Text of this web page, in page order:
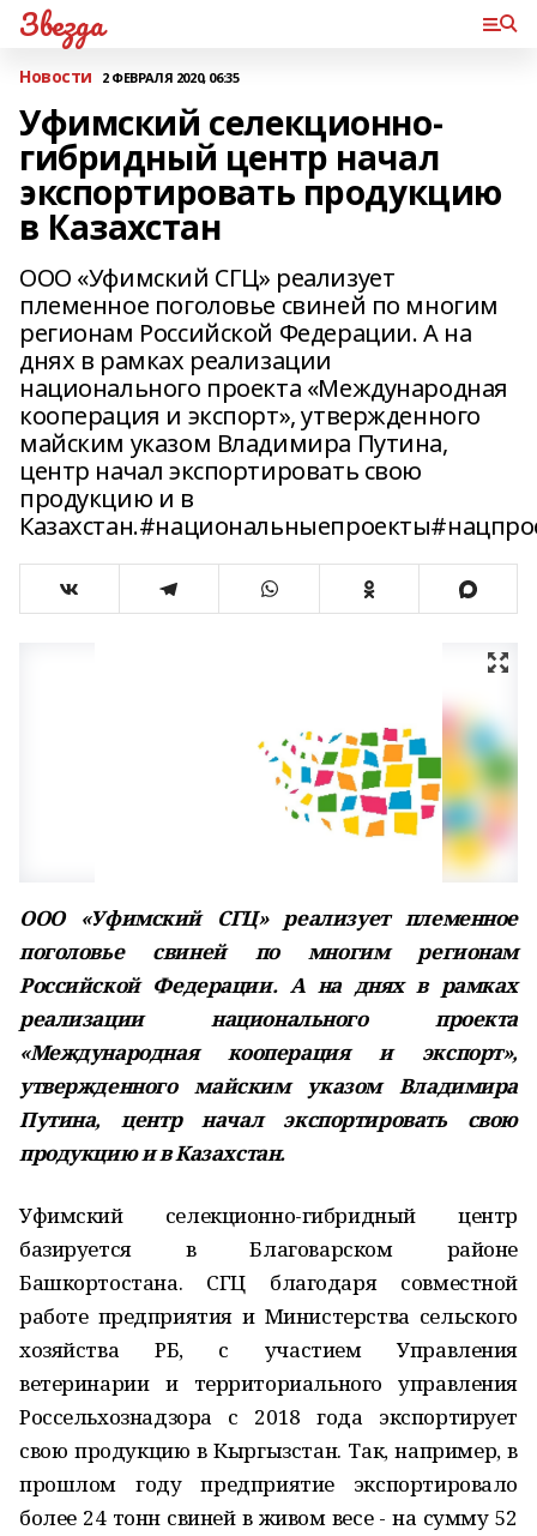
Звезда
Новости 2 ФЕВРАЛЯ 2020, 06:35
Уфимский селекционно-
гибридный центр начал
экспортировать продукцию
в Казахстан
ООО «Уфимский СГЦ» реализует
племенное поголовье свиней по многим
регионам Российской Федерации. А на
днях в рамках реализации
национального проекта «Международная
кооперация и экспорт», утвержденного
майским указом Владимира Путина,
центр начал экспортировать свою
продукцию и в
ООО «Уфимский СГЦ» реализует племенное
поголовье свиней по многим регионам
Российской Федерации. А на днях в рамках
реализации национального проекта
«Международная кооперация и экспорт»,
утвержденного майским указом Владимира
Путина, центр начал экспортировать свою
продукцию и в Казахстан.
Уфимский селекционно-гибридный центр
базируется в Благоварском районе
Башкортостана. СГЦ благодаря совместной
работе предприятия и Министерства сельского
хозяйства РБ, с участием Управления
ветеринарии и территориального управления
Россельхознадзора с 2018 года экспортирует
свою продукцию в Кыргызстан. Так, например, в
прошлом году предприятие экспортировало
более 24 тонн свиней в живом весе - на сумму 52